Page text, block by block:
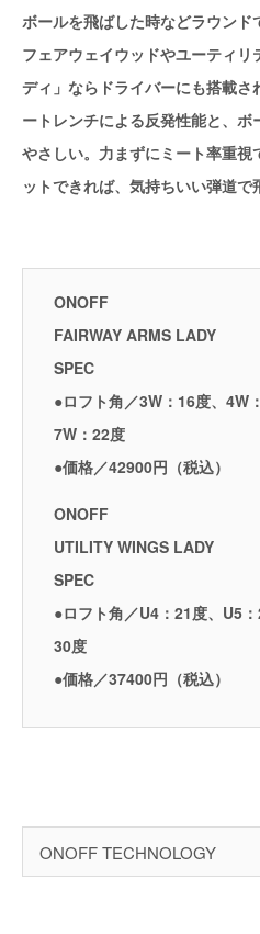
ボールを飛ばした時などラウン
フェアウェイウッドやユーティ
ディ」ならドライバーにも搭載
ートレンチによる反発性能と、
やさしい。力まずにミート率重視
ットできれば、気持ちいい弾道で
ONOFF
FAIRWAY ARMS LADY
SPEC
●ロフト角／3W：16度、4W
7W：22度
●価格／42900円（税込）
ONOFF
UTILITY WINGS LADY
SPEC
●ロフト角／U4：21度、U5
30度
●価格／37400円（税込）
ONOFF TECHNOLOGY